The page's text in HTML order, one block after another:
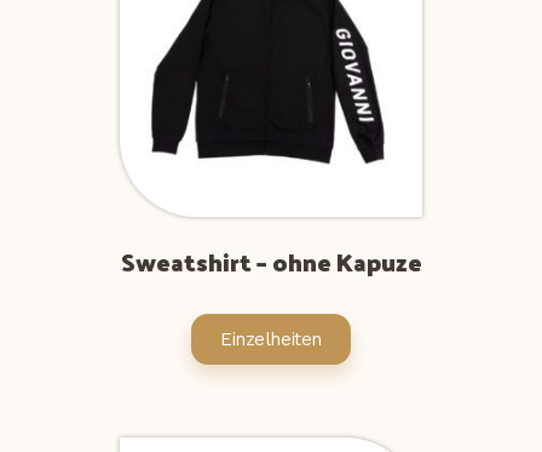
Sweatshirt – ohne Kapuze
Einzelheiten